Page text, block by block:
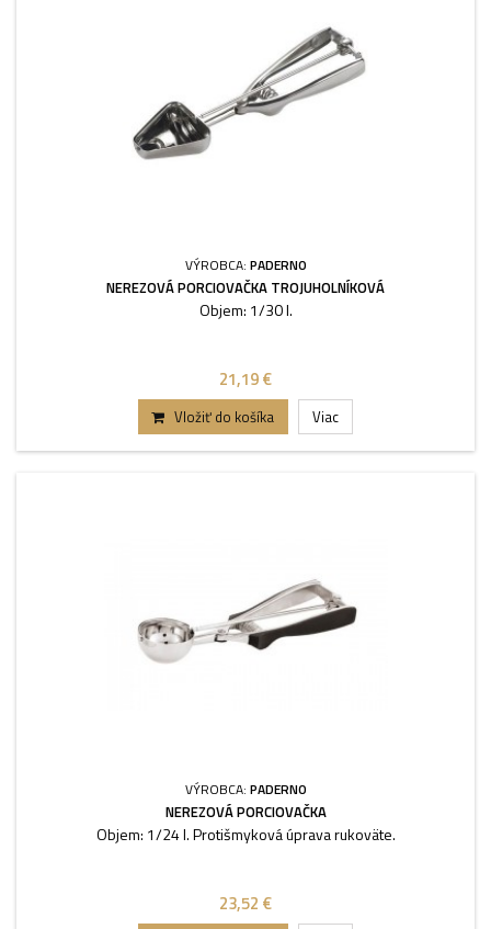
VÝROBCA: PADERNO
NEREZOVÁ PORCIOVAČKA TROJUHOLNÍKOVÁ
Objem: 1/30 l.
21,19 €
Vložiť do košíka Viac
VÝROBCA: PADERNO
NEREZOVÁ PORCIOVAČKA
Objem: 1/24 l. Protišmyková úprava rukoväte.
23,52 €